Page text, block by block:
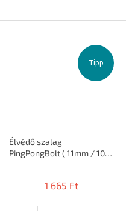
Tipp
Élvédő szalag
PingPongBolt ( 11mm / 10
1 665 Ft